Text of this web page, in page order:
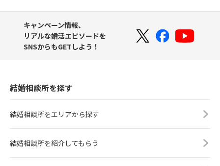
キャンペーン情報、
リアルな婚活エピソードを
SNSからもGETしよう！
結婚相談所を探す
結婚相談所をエリアから探す
結婚相談所を紹介してもらう